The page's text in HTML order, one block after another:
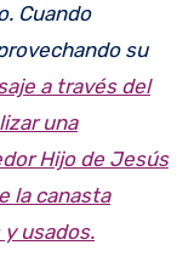
Cuando
su
a través del
una
Hijo de Jesús
la canasta
usados.